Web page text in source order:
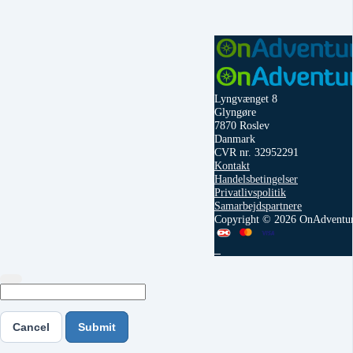
Lyngvænget 8
Glyngøre
7870 Roslev
Danmark
CVR nr. 32952291
Kontakt
Handelsbetingelser
Privatlivspolitik
Samarbejdspartnere
Copyright © 2026
Cancel Submit